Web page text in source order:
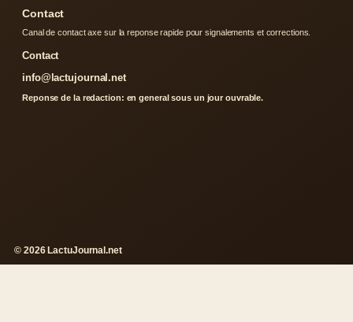
Contact
Canal de contact axe sur la reponse rapide pour signalements et corrections.
Contact
info@lactujournal.net
Reponse de la redaction: en general sous un jour ouvrable.
© 2026 LactuJournal.net